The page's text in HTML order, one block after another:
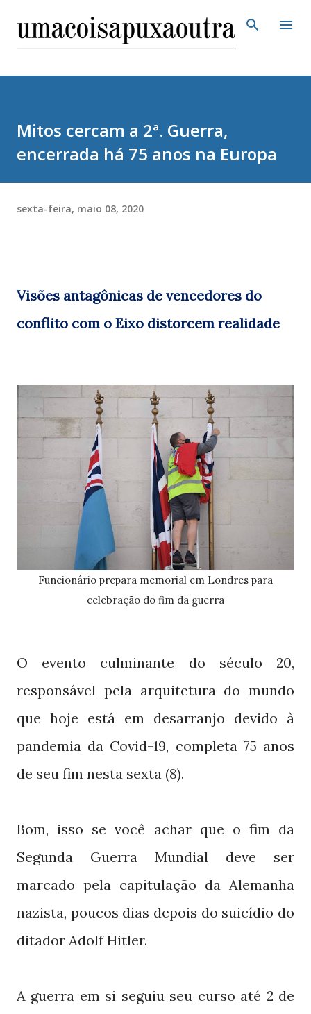
Pular para o conteúdo principal
Mitos cercam a 2ª. Guerra,
encerrada há 75 anos na Europa
sexta-feira, maio 08, 2020
Visões antagônicas de vencedores do
conflito com o Eixo distorcem realidade
Funcionário prepara memorial em Londres para
celebração do fim da guerra
O evento culminante do século 20,
responsável pela arquitetura do mundo
que hoje está em desarranjo devido à
pandemia da Covid-19, completa 75 anos
de seu fim nesta sexta (8).
Bom, isso se você achar que o fim da
Segunda Guerra Mundial deve ser
marcado pela capitulação da Alemanha
nazista, poucos dias depois do suicídio do
ditador Adolf Hitler.
A guerra em si seguiu seu curso até 2 de